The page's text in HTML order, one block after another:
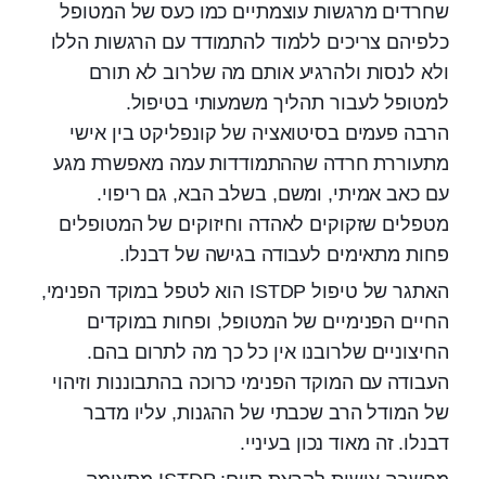
שחרדים מרגשות עוצמתיים כמו כעס של המטופל
כלפיהם צריכים ללמוד להתמודד עם הרגשות הללו
ולא לנסות ולהרגיע אותם מה שלרוב לא תורם
למטופל לעבור תהליך משמעותי בטיפול.
הרבה פעמים בסיטואציה של קונפליקט בין אישי
מתעוררת חרדה שההתמודדות עמה מאפשרת מגע
עם כאב אמיתי, ומשם, בשלב הבא, גם ריפוי.
מטפלים שזקוקים לאהדה וחיזוקים של המטופלים
פחות מתאימים לעבודה בגישה של דבנלו.
האתגר של טיפול ISTDP הוא לטפל במוקד הפנימי,
החיים הפנימיים של המטופל, ופחות במוקדים
החיצוניים שלרובנו אין כל כך מה לתרום בהם.
העבודה עם המוקד הפנימי כרוכה בהתבוננות וזיהוי
של המודל הרב שכבתי של ההגנות, עליו מדבר
דבנלו. זה מאוד נכון בעיניי.